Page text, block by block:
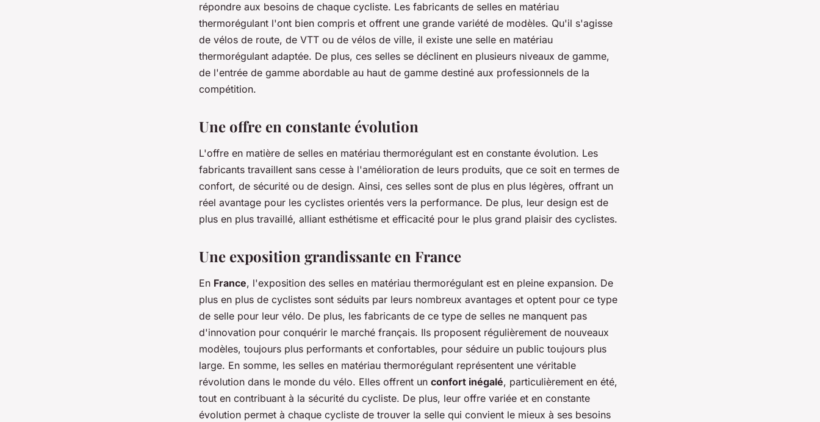
répondre aux besoins de chaque cycliste. Les fabricants de selles en matériau
thermorégulant l'ont bien compris et offrent une grande variété de modèles. Qu'il s'agisse
de vélos de route, de VTT ou de vélos de ville, il existe une selle en matériau
thermorégulant adaptée. De plus, ces selles se déclinent en plusieurs niveaux de gamme,
de l'entrée de gamme abordable au haut de gamme destiné aux professionnels de la
compétition.
Une offre en constante évolution
L'offre en matière de selles en matériau thermorégulant est en constante évolution. Les
fabricants travaillent sans cesse à l'amélioration de leurs produits, que ce soit en termes de
confort, de sécurité ou de design. Ainsi, ces selles sont de plus en plus légères, offrant un
réel avantage pour les cyclistes orientés vers la performance. De plus, leur design est de
plus en plus travaillé, alliant esthétisme et efficacité pour le plus grand plaisir des cyclistes.
Une exposition grandissante en France
En France, l'exposition des selles en matériau thermorégulant est en pleine expansion. De
plus en plus de cyclistes sont séduits par leurs nombreux avantages et optent pour ce type
de selle pour leur vélo. De plus, les fabricants de ce type de selles ne manquent pas
d'innovation pour conquérir le marché français. Ils proposent régulièrement de nouveaux
modèles, toujours plus performants et confortables, pour séduire un public toujours plus
large. En somme, les selles en matériau thermorégulant représentent une véritable
révolution dans le monde du vélo. Elles offrent un confort inégalé, particulièrement en été,
tout en contribuant à la sécurité du cycliste. De plus, leur offre variée et en constante
évolution permet à chaque cycliste de trouver la selle qui convient le mieux à ses besoins